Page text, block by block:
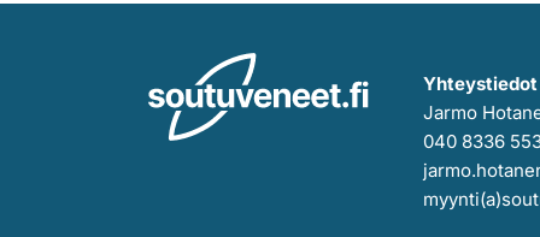
Yhteystiedot
Jarmo
040 8336